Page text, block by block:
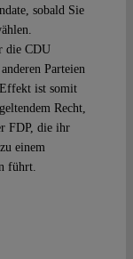
sobald Sie
die CDU
Parteien
ist somit
Recht,
FDP, die ihr
einem
führt.